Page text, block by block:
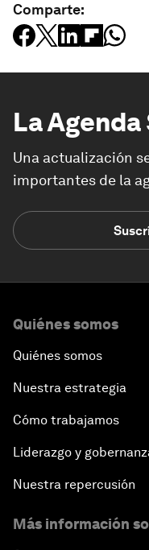
Comparte:
La Agenda
Una actualización
importantes de la
Quiénes somos
Quiénes somos
Nuestra estrategia
Cómo trabajamos
Liderazgo y
Nuestra repercusión
Más información